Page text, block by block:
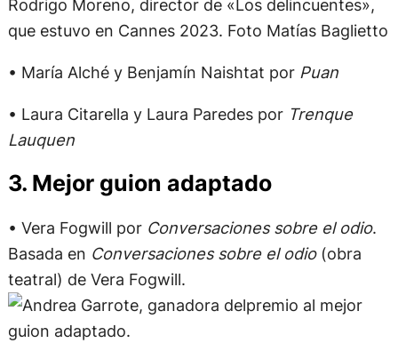
que estuvo en Cannes 2023. Foto Matías Baglietto
• María Alché y Benjamín Naishtat por Puan
• Laura Citarella y Laura Paredes por Trenque
Lauquen
3. Mejor guion adaptado
• Vera Fogwill por Conversaciones sobre el odio.
Basada en Conversaciones sobre el odio(obra
teatral) de Vera Fogwill.